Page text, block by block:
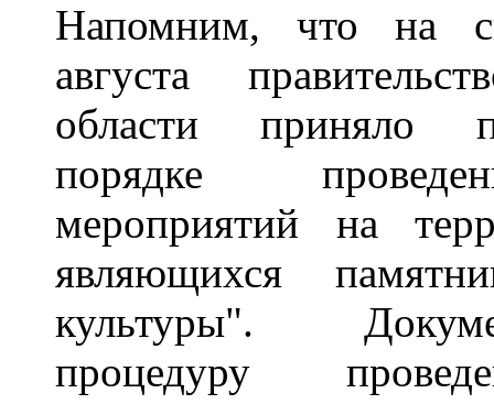
Напомним, что на
августа
области приняло
порядке
мероприятий на
являющихся
культуры".
процедуру